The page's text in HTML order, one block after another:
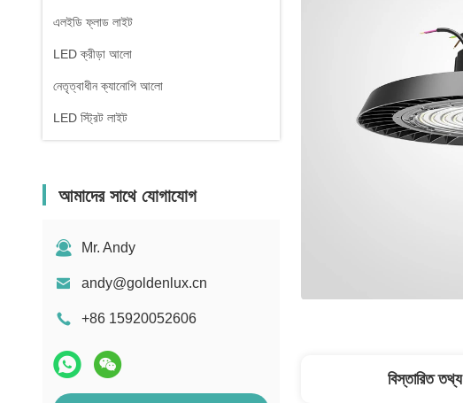
এলইডি ফ্লাড লাইট
LED ক্রীড়া আলো
নেতৃত্বাধীন ক্যানোপি আলো
LED স্ট্রিট লাইট
আমাদের সাথে যোগাযোগ
Mr. Andy
andy@goldenlux.cn
+86 15920052606
বিস্তারিত তথ্য